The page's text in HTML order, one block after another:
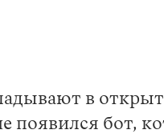
в
появился бот,